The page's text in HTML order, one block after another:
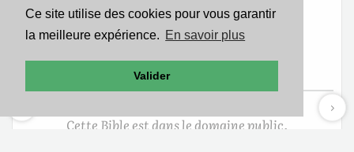
Ce site utilise des cookies pour vous garantir
la meilleure expérience. En savoir plus
Valider
27Ce sont les voies du shéol que sa
maison ; elles descendent dans les
chambres de la mort.
Cette Bible est dans le domaine public.